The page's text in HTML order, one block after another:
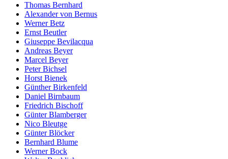
Thomas Bernhard
Alexander von Bernus
Werner Betz
Ernst Beutler
Giuseppe Bevilacqua
Andreas Beyer
Marcel Beyer
Peter Bichsel
Horst Bienek
Günther Birkenfeld
Daniel Birnbaum
Friedrich Bischoff
Günter Blamberger
Nico Bleutge
Günter Blöcker
Bernhard Blume
Werner Bock